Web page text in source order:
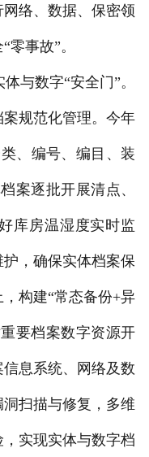
络、数据、保密领
事故”。
与数字“安全门”。
规范化管理。今年
、编号、编目、装
案逐批开展清点、
库房温湿度实时监
，确保实体档案保
构建“常态备份+异
要档案数字资源开
息系统、网络及数
扫描与修复，多维
实现实体与数字档